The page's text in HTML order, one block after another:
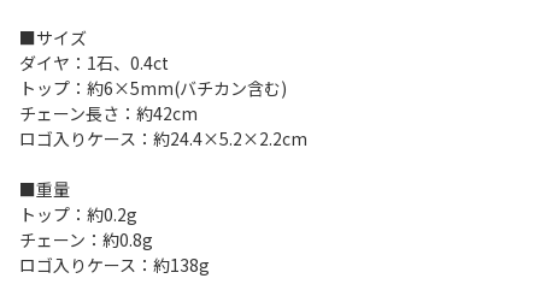
■サイズ
ダイヤ：1石、0.4ct
トップ：約6×5mm(バチカン含む)
チェーン長さ：約42cm
ロゴ入りケース：約24.4×5.2×2.2cm
■重量
トップ：約0.2g
チェーン：約0.8g
ロゴ入りケース：約138g